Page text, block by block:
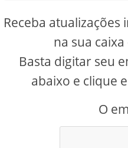
Receba
na sua
Basta digitar seu
abaixo e clique
O